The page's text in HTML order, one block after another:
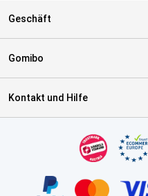
Geschäft
Gomibo
Kontakt und Hilfe